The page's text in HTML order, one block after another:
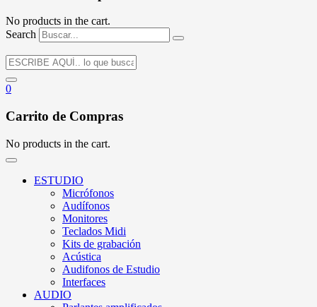
No products in the cart.
Search
0
Carrito de Compras
No products in the cart.
ESTUDIO
Micrófonos
Audífonos
Monitores
Teclados Midi
Kits de grabación
Acústica
Audifonos de Estudio
Interfaces
AUDIO